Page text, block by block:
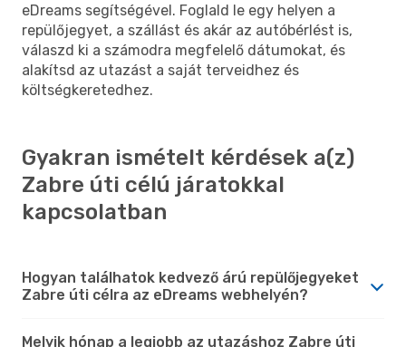
eDreams segítségével. Foglald le egy helyen a
repülőjegyet, a szállást és akár az autóbérlést is,
válaszd ki a számodra megfelelő dátumokat, és
alakítsd az utazást a saját terveidhez és
költségkeretedhez.
Gyakran ismételt kérdések a(z)
Zabre úti célú járatokkal
kapcsolatban
Hogyan találhatok kedvező árú repülőjegyeket
Zabre úti célra az eDreams webhelyén?
Melyik hónap a legjobb az utazáshoz Zabre úti